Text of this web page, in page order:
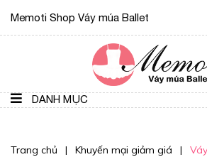
Memoti Shop Váy múa Ballet
DANH MỤC
Trang chủ | Khuyến mại giảm giá |